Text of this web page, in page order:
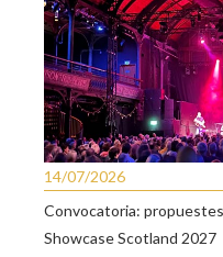
14/07/2026
Convocatoria:
Showcase Scotland 2027